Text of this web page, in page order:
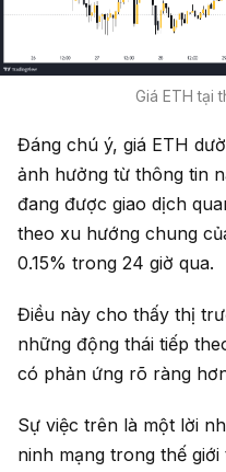
Giá ETH tại
Đáng chú ý, giá ETH
ảnh hưởng từ thông tin
đang được giao dịch
theo xu hướng chung
0.15% trong 24 giờ qua.
Điều này cho thấy thị
những động thái tiếp
có phản ứng rõ ràng
Sự việc trên là một lời
ninh mạng trong thế